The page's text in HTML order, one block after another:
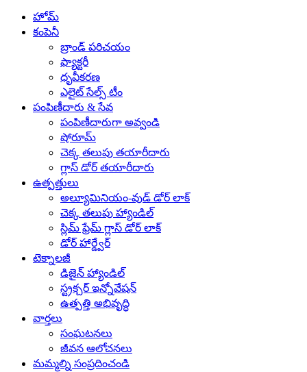
హోమ్
కంపెనీ
బ్రాండ్ పరిచయం
ఫ్యాక్టరీ
ధృవీకరణ
ఎలైట్ సేల్స్ టీం
పంపిణీదారు & సేవ
పంపిణీదారుగా అవ్వండి
షోరూమ్
చెక్క తలుపు తయారీదారు
గ్లాస్ డోర్ తయారీదారు
ఉత్పత్తులు
అల్యూమినియం-వుడ్ డోర్ లాక్
చెక్క తలుపు హ్యాండిల్
స్లిమ్ ఫ్రేమ్ గ్లాస్ డోర్ లాక్
డోర్ హార్డ్వేర్
టెక్నాలజీ
డిజైన్ హ్యాండిల్
స్ట్రక్చర్ ఇన్నోవేషన్
ఉత్పత్తి అభివృద్ధి
వార్తలు
సంఘటనలు
జీవన ఆలోచనలు
మమ్మల్ని సంప్రదించండి